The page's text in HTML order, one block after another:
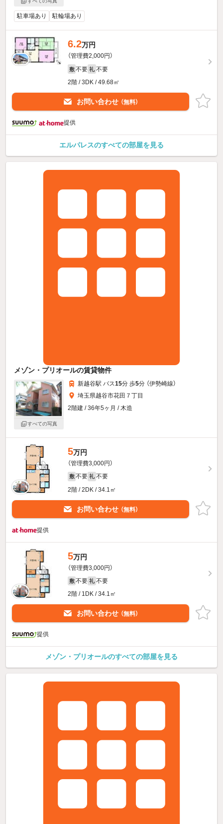
駐車場あり 駐輪場あり
6.2万円
（管理費2,000円）
敷 不要 礼 不要
2階 / 3DK / 49.68㎡
お問い合わせ （無料）
提供
エルパレスのすべての部屋を見る
メゾン・プリオールの賃貸物件
すべての写真
新越谷駅 バス15分 歩5分 （伊勢崎線）
埼玉県越谷市花田７丁目
2階建 / 36年5ヶ月 / 木造
5万円
（管理費3,000円）
敷 不要 礼 不要
2階 / 2DK / 34.1㎡
お問い合わせ （無料）
提供
5万円
（管理費3,000円）
敷 不要 礼 不要
2階 / 1DK / 34.1㎡
お問い合わせ （無料）
提供
メゾン・プリオールのすべての部屋を見る